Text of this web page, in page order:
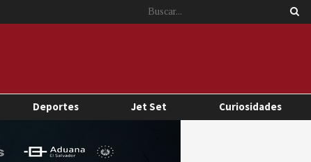
Deportes Jet Set Curiosidades